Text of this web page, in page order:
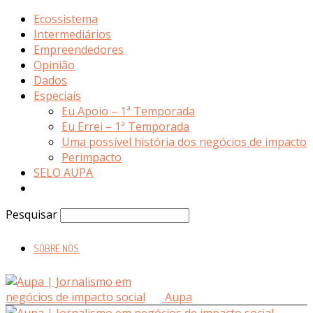
Ecossistema
Intermediários
Empreendedores
Opinião
Dados
Especiais
Eu Apoio – 1ª Temporada
Eu Errei – 1ª Temporada
Uma possível história dos negócios de impacto
Perimpacto
SELO AUPA
Pesquisar
SOBRE NÓS
Aupa